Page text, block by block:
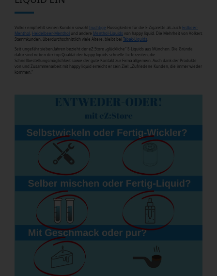
Volker empfiehlt seinen Kunden sowohl fruchtige Flüssigkeiten für die E-Zigarette als auch Erdbeer-
Menthol
Heidelbeer-Menthol und andere Menthol-Liquids von happy liquid. Die Mehrheit von Volkers
Stammkunden, überdurchschnittlich viele Ältere, bleibt bei Tabak-Liquids
Seit ungefähr sieben Jahren bezieht der eZ:Store „glückliche“ E-Liquids aus München. Die Gründe
dafür sind neben der top Qualität der happy liquids schnelle Lieferzeiten, die
Schnellbestellungsmöglichkeit sowie der gute Kontakt zur Firma allgemein. Auch dank der Produkte
von und Zusammenarbeit mit happy liquid erreicht er sein Ziel: „Zufriedene Kunden, die immer wieder
kommen.“